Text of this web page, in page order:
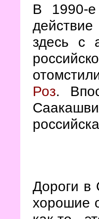
В 1990-
здесь с
Роз.
Дороги в
хорошие